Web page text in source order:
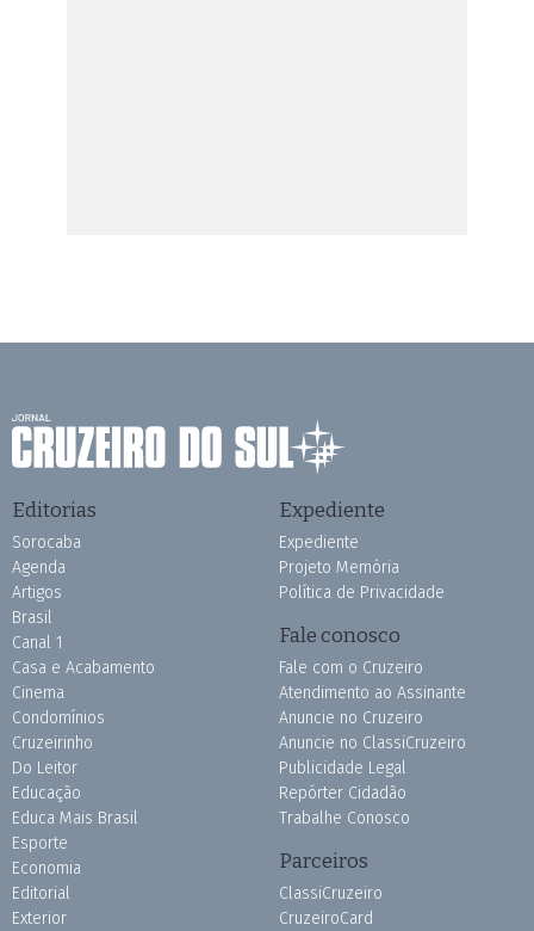
Editorias
Sorocaba
Agenda
Artigos
Brasil
Canal 1
Casa e Acabamento
Cinema
Condomínios
Cruzeirinho
Do Leitor
Educação
Educa Mais Brasil
Esporte
Economia
Editorial
Exterior
Expediente
Expediente
Projeto Memória
Política de Privacidade
Fale conosco
Fale com o Cruzeiro
Atendimento ao Assinante
Anuncie no Cruzeiro
Anuncie no ClassiCruzeiro
Publicidade Legal
Repórter Cidadão
Trabalhe Conosco
Parceiros
ClassiCruzeiro
CruzeiroCard